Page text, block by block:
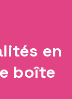
en
boîte